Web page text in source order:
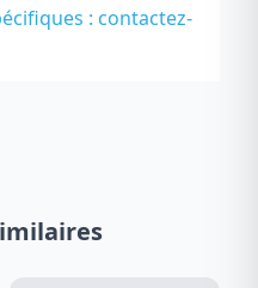
: contactez-